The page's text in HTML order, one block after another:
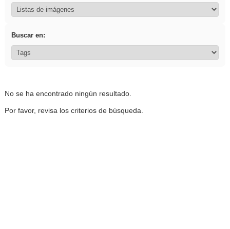
Buscar en:
No se ha encontrado ningún resultado.
Por favor, revisa los criterios de búsqueda.